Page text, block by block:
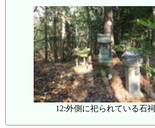
12:外側に祀られている石祠